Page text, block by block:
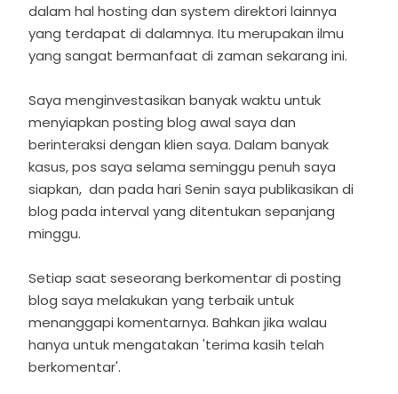
dalam hal hosting dan system direktori lainnya
yang terdapat di dalamnya. Itu merupakan ilmu
yang sangat bermanfaat di zaman sekarang ini.
Saya menginvestasikan banyak waktu untuk
menyiapkan posting blog awal saya dan
berinteraksi dengan klien saya. Dalam banyak
kasus, pos saya selama seminggu penuh saya
siapkan, dan pada hari Senin saya publikasikan di
blog pada interval yang ditentukan sepanjang
minggu.
Setiap saat seseorang berkomentar di posting
blog saya melakukan yang terbaik untuk
menanggapi komentarnya. Bahkan jika walau
hanya untuk mengatakan 'terima kasih telah
berkomentar'.